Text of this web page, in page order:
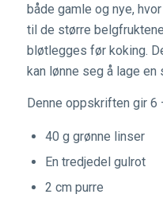
både gamle og nye,
til de større
bløtlegges før koking.
kan lønne seg å lage
Denne oppskriften gir 6
40 g grønne linser
En tredjedel gulrot
2 cm purre